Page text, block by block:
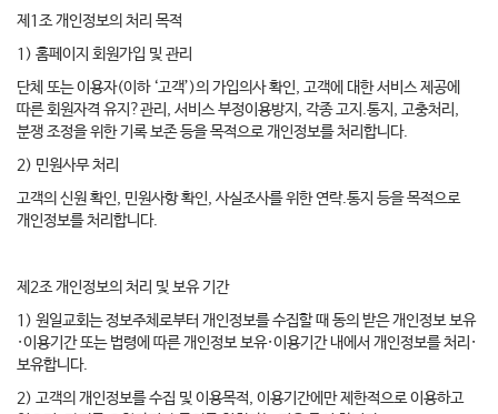
제1조 개인정보의 처리 목적
1) 홈페이지 회원가입 및 관리
단체 또는 이용자(이하 ‘고객’)의 가입의사 확인, 고객에 대한 서비스 제공에
따른 회원자격 유지?관리, 서비스 부정이용방지, 각종 고지.통지, 고충처리,
분쟁 조정을 위한 기록 보존 등을 목적으로 개인정보를 처리합니다.
2) 민원사무 처리
고객의 신원 확인, 민원사항 확인, 사실조사를 위한 연락.통지 등을 목적으로
개인정보를 처리합니다.
제2조 개인정보의 처리 및 보유 기간
1) 원일교회는 정보주체로부터 개인정보를 수집할 때 동의 받은 개인정보 보유
·이용기간 또는 법령에 따른 개인정보 보유·이용기간 내에서 개인정보를 처리·
보유합니다.
2) 고객의 개인정보를 수집 및 이용목적, 이용기간에만 제한적으로 이용하고